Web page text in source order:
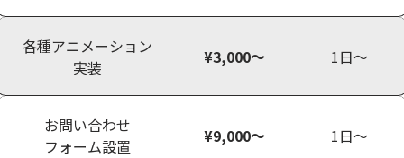
各種アニメーション
実装
¥3,000〜 1日〜
お問い合わせ
フォーム設置
¥9,000〜 1日〜